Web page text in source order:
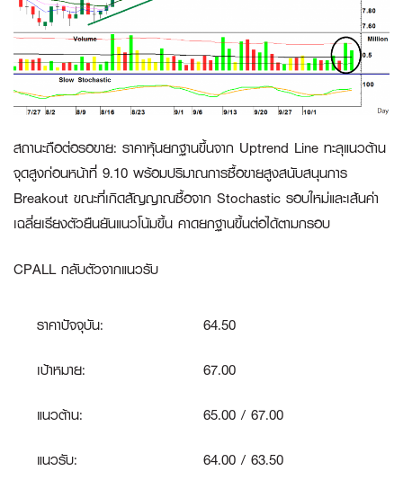
สถานะถือต่อรอขาย: ราคาหุ้นยกฐานขึ้นจาก Uptrend Line ทะลุแนวต้าน
จุดสูงก่อนหน้าที่ 9.10 พร้อมปริมาณการซื้อขายสูงสนับสนุนการ
Breakout ขณะที่เกิดสัญญาณซื้อจาก Stochastic รอบใหม่และเส้นค่า
เฉลี่ยเรียงตัวยืนยันแนวโน้มขึ้น คาดยกฐานขึ้นต่อได้ตามกรอบ
CPALL กลับตัวจากแนวรับ
ราคาปัจจุบัน:
64.50
เป้าหมาย:
67.00
แนวต้าน:
65.00 / 67.00
แนวรับ:
64.00 / 63.50